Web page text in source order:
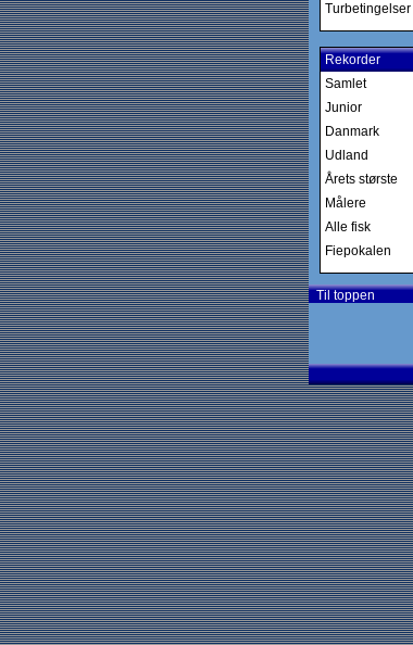
Turbetingelser
Rekorder
Samlet
Junior
Danmark
Udland
Årets største
Målere
Alle fisk
Fiepokalen
Til toppen